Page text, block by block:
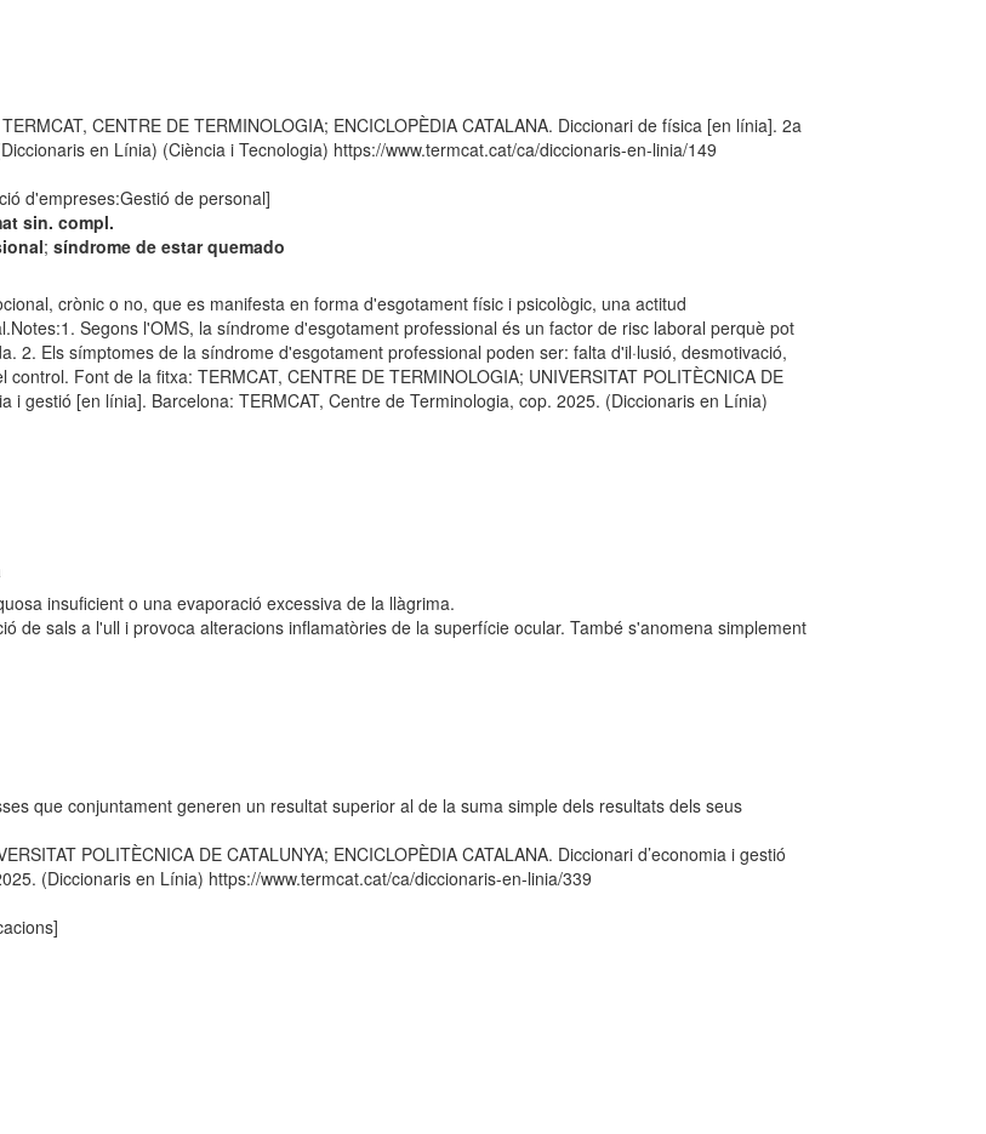
CENTRE DE TERMINOLOGIA; ENCICLOPÈDIA CATALANA. Diccionari de física [en línia]. 2a
en Línia) (Ciència i Tecnologia) https://www.termcat.cat/ca/diccionaris-en-linia/149
d'empreses:Gestió de personal]
sin. compl.
;síndrome de estar quemado
crònic o no, que es manifesta en forma d'esgotament físic i psicològic, una actitud
Segons l'OMS, la síndrome d'esgotament professional és un factor de risc laboral perquè pot
2. Els símptomes de la síndrome d'esgotament professional poden ser: falta d'il·lusió, desmotivació,
Font de la fitxa: TERMCAT, CENTRE DE TERMINOLOGIA; UNIVERSITAT POLITÈCNICA DE
i gestió [en línia]. Barcelona: TERMCAT, Centre de Terminologia, cop. 2025. (Diccionaris en Línia)
insuficient o una evaporació excessiva de la llàgrima.
de sals a l'ull i provoca alteracions inflamatòries de la superfície ocular. També s'anomena simplement
que conjuntament generen un resultat superior al de la suma simple dels resultats dels seus
POLITÈCNICA DE CATALUNYA; ENCICLOPÈDIA CATALANA. Diccionari d’economia i gestió
(Diccionaris en Línia) https://www.termcat.cat/ca/diccionaris-en-linia/339